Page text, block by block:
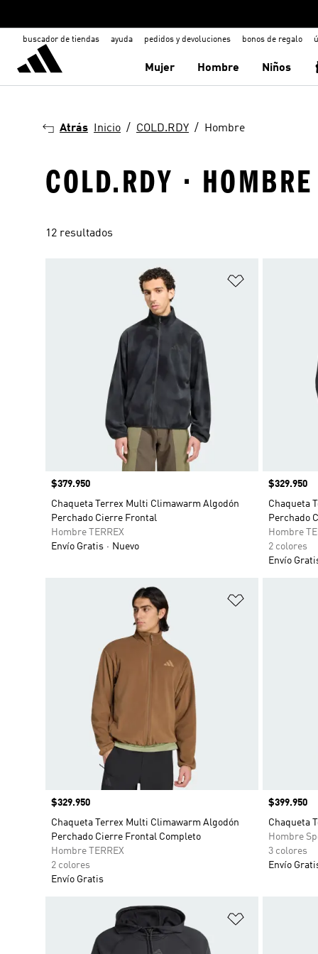
buscador de tiendas ayuda pedidos y devoluciones bonos de regalo
Mujer Hombre Niños
Atrás Inicio COLD.RDY Hombre
COLD.RDY · HOMBRE
12 resultados
Añadir a la
Precio
$379.950
Chaqueta Terrex Multi Climawarm Algodón
Perchado Cierre Frontal
Hombre TERREX
Envío Gratis
Nuevo
Precio
$329.950
Chaqueta
Perchado
Hombre
2 colores
Envío
Añadir a la
Precio
$329.950
Chaqueta Terrex Multi Climawarm Algodón
Perchado Cierre Frontal Completo
Hombre TERREX
2 colores
Envío Gratis
Precio
$399.950
Chaqueta
Hombre
3 colores
Envío
Añadir a la